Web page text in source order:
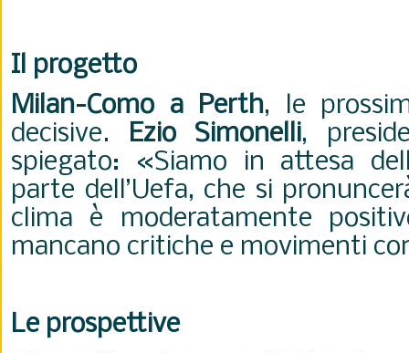
Il progetto
Milan-Como a Perth, le
decisive. Ezio Simonelli,
spiegato: «Siamo in attesa
parte dell’Uefa, che si
clima è moderatamente
mancano critiche e movimenti
Le prospettive